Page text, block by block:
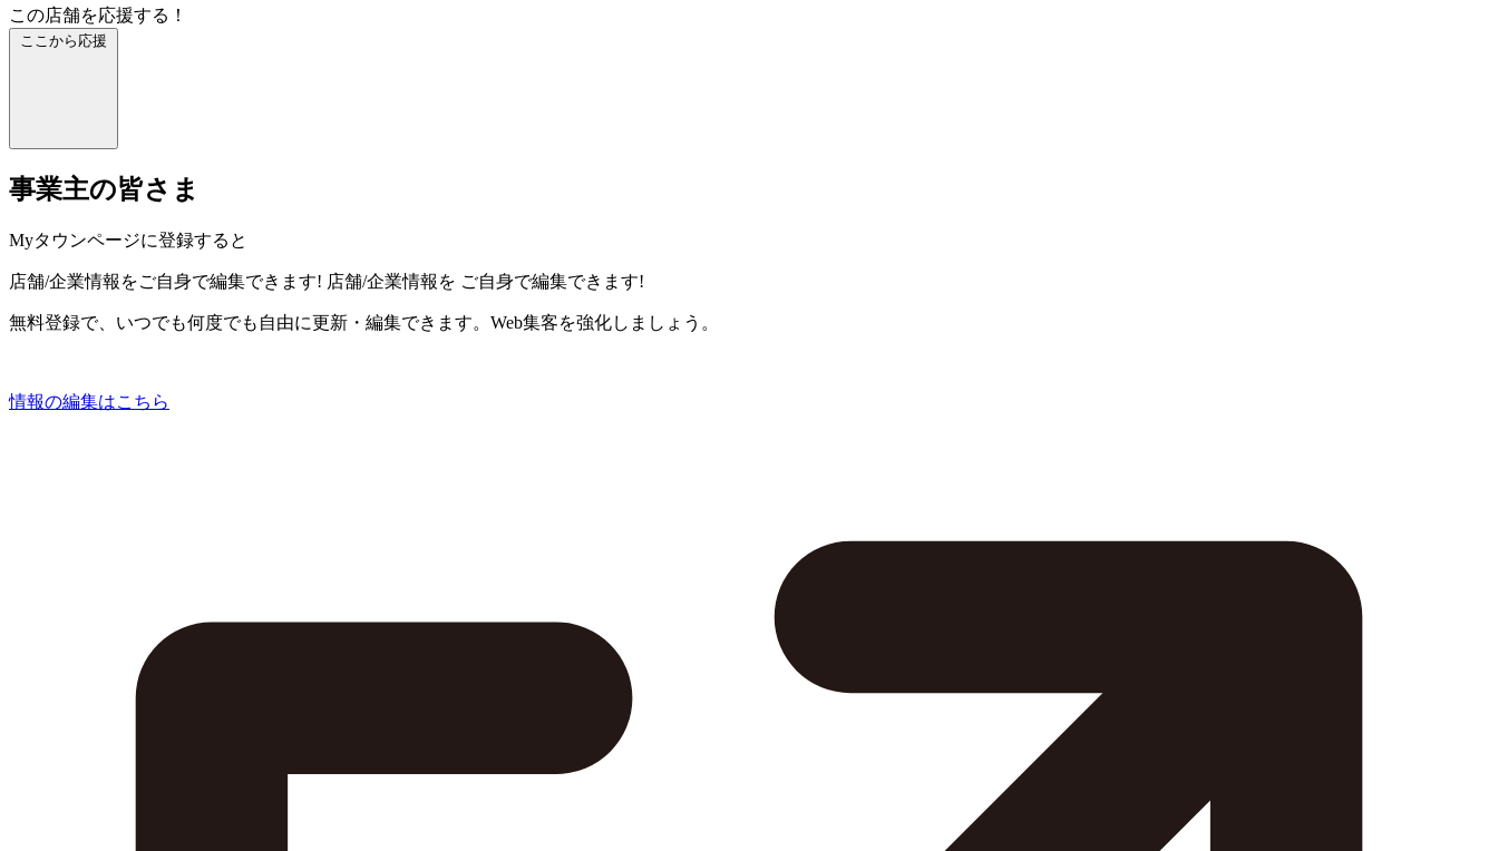
この店舗を応援する！
ここから応援
事業主の皆さま
Myタウンページに登録すると
店舗/企業情報をご自身で編集できます! 店舗/企業情報を ご自身で編集できます!
無料登録で、いつでも何度でも自由に更新・編集できます。Web集客を強化しましょう。
情報の編集はこちら